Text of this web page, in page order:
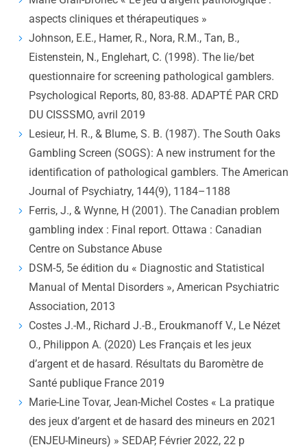
aspects cliniques et thérapeutiques »
Johnson, E.E., Hamer, R., Nora, R.M., Tan, B.,
Eistenstein, N., Englehart, C. (1998). The lie/bet
questionnaire for screening pathological gamblers.
Psychological Reports, 80, 83-88. ADAPTÉ PAR CRD
DU CISSSMO, avril 2019
Lesieur, H. R., & Blume, S. B. (1987). The South Oaks
Gambling Screen (SOGS): A new instrument for the
identification of pathological gamblers. The American
Journal of Psychiatry, 144(9), 1184–1188
Ferris, J., & Wynne, H (2001). The Canadian problem
gambling index : Final report. Ottawa : Canadian
Centre on Substance Abuse
DSM-5, 5e édition du « Diagnostic and Statistical
Manual of Mental Disorders », American Psychiatric
Association, 2013
Costes J.-M., Richard J.-B., Eroukmanoff V., Le Nézet
O., Philippon A. (2020) Les Français et les jeux
d’argent et de hasard. Résultats du Baromètre de
Santé publique France 2019
Marie-Line Tovar, Jean-Michel Costes « La pratique
des jeux d’argent et de hasard des mineurs en 2021
(ENJEU-Mineurs) » SEDAP, Février 2022, 22 p